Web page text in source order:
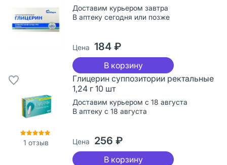
Доставим курьером завтра
В аптеку сегодня или позже
Цена 184 ₽
В корзину
1 отзыв
Глицерин суппозитории ректальные
1,24 г 10 шт
Доставим курьером с 18 августа
В аптеку с 18 августа
Цена 256 ₽
В корзину